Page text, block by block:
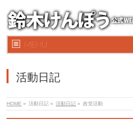
MENU
活動日記
HOME » 活動日記 » 活動日記 » 政党活動